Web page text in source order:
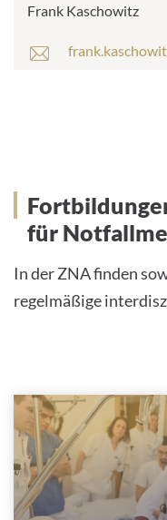
Frank Kaschowitz
für
In der ZNA finden
regelmäßige